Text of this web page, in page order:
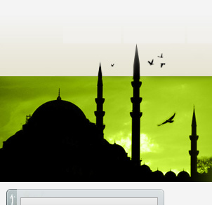
گروه پژوهش نقشه سایت